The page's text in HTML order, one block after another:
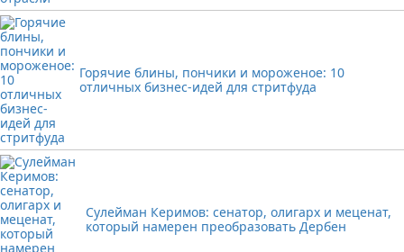
Горячие блины, пончики и мороженое: 10
отличных бизнес-идей для стритфуда
Сулейман Керимов: сенатор, олигарх и меценат,
который намерен преобразовать Дербен